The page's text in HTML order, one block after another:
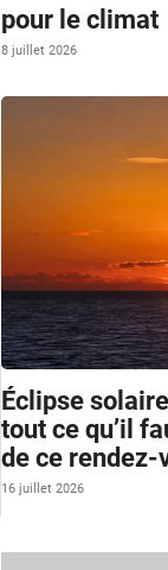
pour le climat
8 juillet 2026
Éclipse
tout ce qu’il
de ce rendez-
16 juillet 2026